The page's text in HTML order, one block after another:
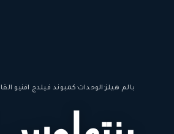
بالم هيلز· الوحدات· كمبوند فيلدج افنيو